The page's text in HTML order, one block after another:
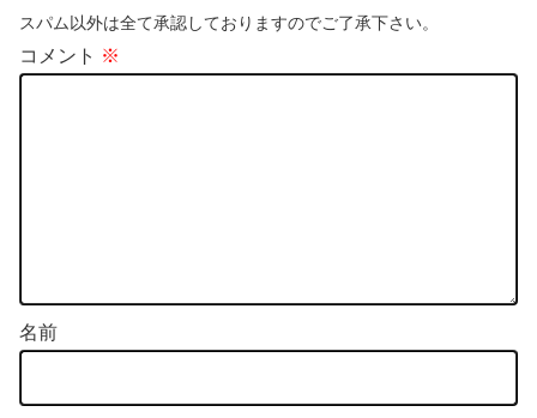
スパム以外は全て承認しておりますのでご了承下さい。
コメント ※
名前